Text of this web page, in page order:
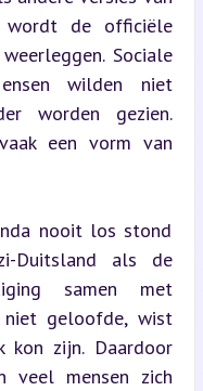
wordt de officiële
Sociale
wilden niet
worden gezien.
een vorm van
nooit los stond
Duitsland als de
samen met
niet geloofde, wist
kon zijn. Daardoor
veel mensen zich